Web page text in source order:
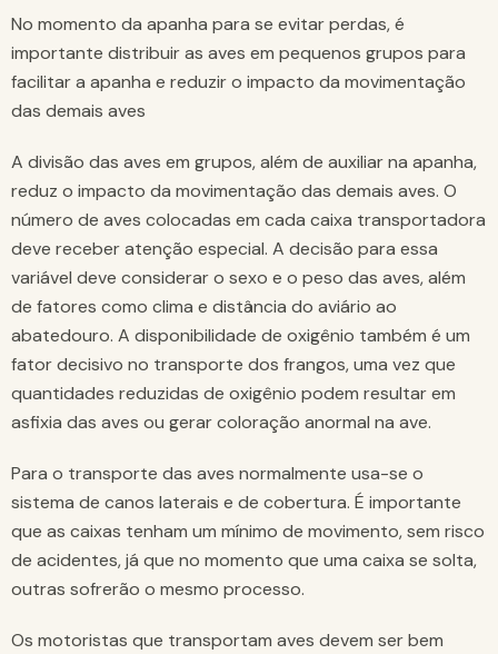
No momento da apanha para se evitar perdas, é
importante distribuir as aves em pequenos grupos para
facilitar a apanha e reduzir o impacto da movimentação
das demais aves
A divisão das aves em grupos, além de auxiliar na apanha,
reduz o impacto da movimentação das demais aves. O
número de aves colocadas em cada caixa transportadora
deve receber atenção especial. A decisão para essa
variável deve considerar o sexo e o peso das aves, além
de fatores como clima e distância do aviário ao
abatedouro. A disponibilidade de oxigênio também é um
fator decisivo no transporte dos frangos, uma vez que
quantidades reduzidas de oxigênio podem resultar em
asfixia das aves ou gerar coloração anormal na ave.
Para o transporte das aves normalmente usa-se o
sistema de canos laterais e de cobertura. É importante
que as caixas tenham um mínimo de movimento, sem risco
de acidentes, já que no momento que uma caixa se solta,
outras sofrerão o mesmo processo.
Os motoristas que transportam aves devem ser bem